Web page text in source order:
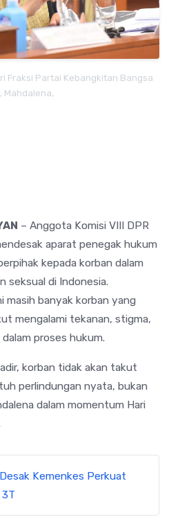
Fraksi Partai Kebangkitan Bangsa
Mahdalena,
– Anggota Komisi VIII DPR
aparat penegak hukum
kepada korban dalam
seksual di Indonesia.
masih banyak korban yang
mengalami tekanan, stigma,
proses hukum.
korban tidak akan takut
perlindungan nyata, bukan
dalam momentum Hari
Kemenkes Perkuat
3T